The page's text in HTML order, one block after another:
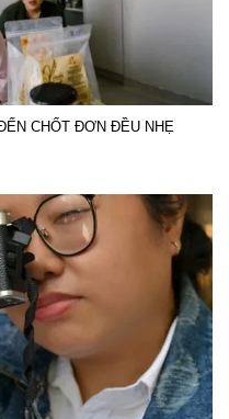
CHỐT ĐƠN ĐỀU NHẸ